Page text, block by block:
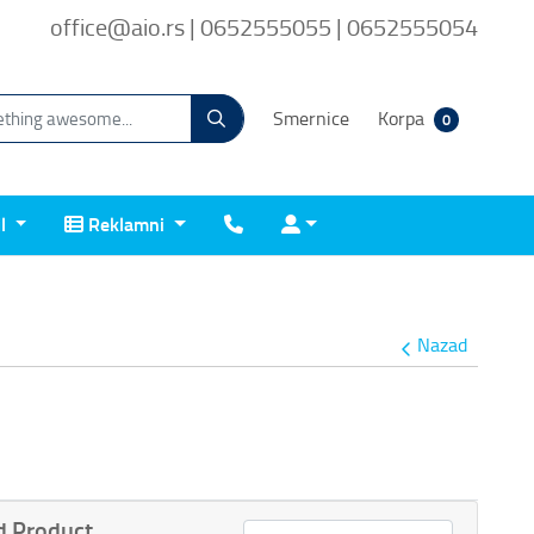
office@aio.rs | 0652555055 | 0652555054
Smernice Korpa 0
Reklamni
Reklamni KontaktPrijava
Nazad